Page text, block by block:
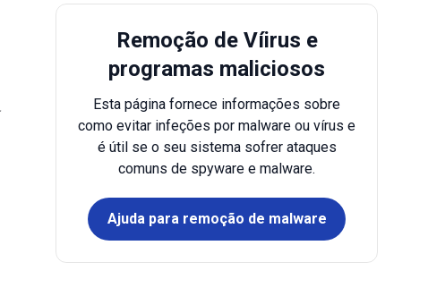
Remoção de Víirus e
programas maliciosos
Esta página fornece informações sobre
como evitar infeções por malware ou vírus e
é útil se o seu sistema sofrer ataques
comuns de spyware e malware.
Ajuda para remoção de malware